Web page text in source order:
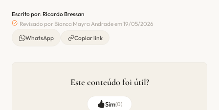
Escrito por: Ricardo Bressan
Revisado por Bianca Mayra Andrade em 19/05/2026
WhatsApp
Copiar link
Este conteúdo foi útil?
Sim(0)